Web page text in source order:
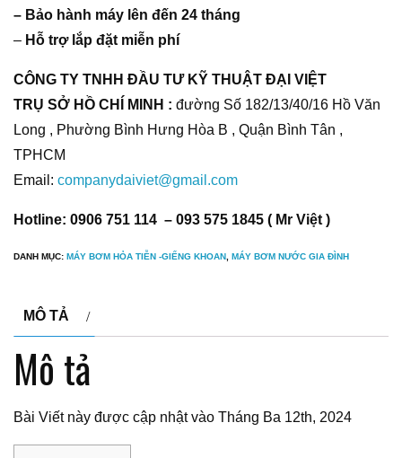
– Bảo hành máy lên đến 24 tháng
– Hỗ trợ lắp đặt miễn phí
CÔNG TY TNHH ĐẦU TƯ KỸ THUẬT ĐẠI VIỆT
TRỤ SỞ HỒ CHÍ MINH : đường Số 182/13/40/16 Hồ Văn
Long , Phường Bình Hưng Hòa B , Quận Bình Tân ,
TPHCM
Email: companydaiviet@gmail.com
Hotline: 0906 751 114 – 093 575 1845 ( Mr Việt )
DANH MỤC: MÁY BƠM HỎA TIỄN -GIẾNG KHOAN, MÁY BƠM NƯỚC GIA ĐÌNH
MÔ TẢ
Mô tả
Bài Viết này được cập nhật vào Tháng Ba 12th, 2024